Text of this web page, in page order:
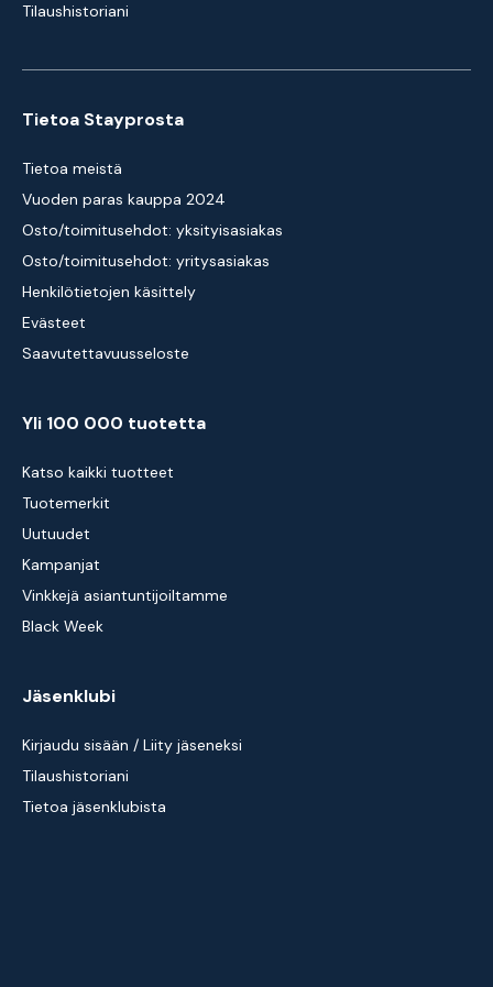
Tilaushistoriani
Tietoa Stayprosta
Tietoa meistä
Vuoden paras kauppa 2024
Osto/toimitusehdot: yksityisasiakas
Osto/toimitusehdot: yritysasiakas
Henkilötietojen käsittely
Evästeet
Saavutettavuusseloste
Yli 100 000 tuotetta
Katso kaikki tuotteet
Tuotemerkit
Uutuudet
Kampanjat
Vinkkejä asiantuntijoiltamme
Black Week
Jäsenklubi
Kirjaudu sisään / Liity jäseneksi
Tilaushistoriani
Tietoa jäsenklubista